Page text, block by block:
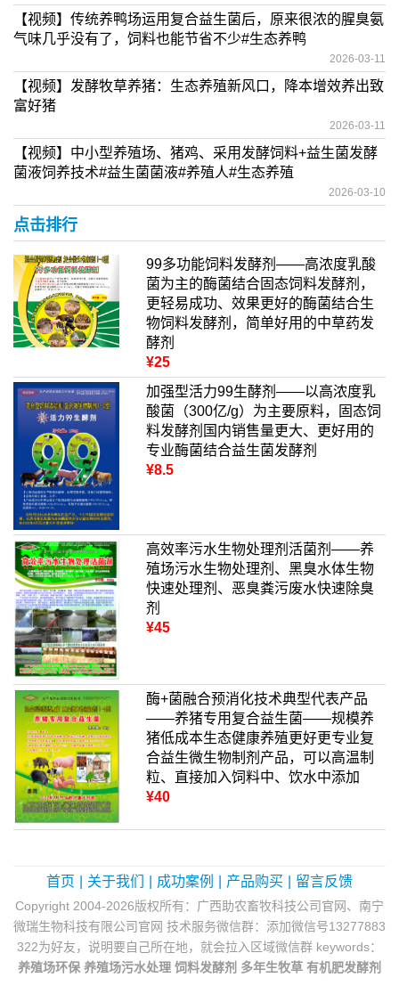
【视频】传统养鸭场运用复合益生菌后，原来很浓的腥臭氨
气味几乎没有了，饲料也能节省不少#生态养鸭
2026-03-11
【视频】发酵牧草养猪：生态养殖新风口，降本增效养出致
富好猪
2026-03-11
【视频】中小型养殖场、猪鸡、采用发酵饲料+益生菌发酵
菌液饲养技术#益生菌菌液#养殖人#生态养殖
2026-03-10
点击排行
99多功能饲料发酵剂——高浓度乳酸
菌为主的酶菌结合固态饲料发酵剂，
更轻易成功、效果更好的酶菌结合生
物饲料发酵剂，简单好用的中草药发
酵剂
¥25
加强型活力99生酵剂——以高浓度乳
酸菌（300亿/g）为主要原料，固态饲
料发酵剂国内销售量更大、更好用的
专业酶菌结合益生菌发酵剂
¥8.5
高效率污水生物处理剂活菌剂——养
殖场污水生物处理剂、黑臭水体生物
快速处理剂、恶臭粪污废水快速除臭
剂
¥45
酶+菌融合预消化技术典型代表产品
——养猪专用复合益生菌——规模养
猪低成本生态健康养殖更好更专业复
合益生微生物制剂产品，可以高温制
粒、直接加入饲料中、饮水中添加
¥40
首页 关于我们 成功案例 产品购买 留言反馈
Copyright 2004-2026版权所有：广西助农畜牧科技公司官网、南宁
微瑞生物科技有限公司官网 技术服务微信群：添加微信号13277883
322为好友，说明要自己所在地，就会拉入区域微信群 keywords：
养殖场环保 养殖场污水处理 饲料发酵剂 多年生牧草 有机肥发酵剂